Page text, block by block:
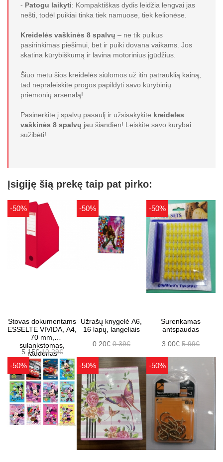
- Patogu laikyti: Kompaktiškas dydis leidžia lengvai jas
nešti, todėl puikiai tinka tiek namuose, tiek kelionėse.
Kreidelės vaškinės 8 spalvų – ne tik puikus
pasirinkimas piešimui, bet ir puiki dovana vaikams. Jos
skatina kūrybiškumą ir lavina motorinius įgūdžius.
Šiuo metu šios kreidelės siūlomos už itin patrauklią kainą,
tad nepraleiskite progos papildyti savo kūrybinių
priemonių arsenalą!
Pasinerkite į spalvų pasaulį ir užsisakykite kreideles
vaškinės 8 spalvų jau šiandien! Leiskite savo kūrybai
sužibėti!
Įsigiję šią prekę taip pat pirko:
-50%
Stovas dokumentams
ESSELTE VIVIDA, A4,
70 mm,
sulankstomas,
raudonas
5.15€10.29€
-50%
Užrašų knygelė A6,
16 lapų, langeliais
0.20€ 0.39€
-50%
Surenkamas
antspaudas
3.00€5.99€
-50% -50% -50%